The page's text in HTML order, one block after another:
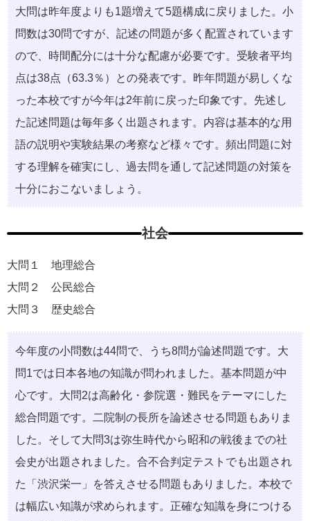
大問は昨年度よりも1題増えて5題構成に戻りました。小
問数は30問ですが、記述の問題が多く配置されています
ので、時間配分には十分な配慮が必要です。受験者平均
点は38点（63.3％）との発表です。昨年問題が易しくな
った本校ですが今年は2年前に戻った印象です。先述し
た記述問題は毎年多く出題されます。内容は基本的な用
語の説明や実験結果の考察など様々です。頻出問題に対
する理解を確実にし、過去問を通して記述問題の対策を
十分におこないましょう。
社会
大問１ 地理総合
大問２ 公民総合
大問３ 歴史総合
今年度の小問数は44問で、うち8問が論述問題です。大
問1では日本各地の知識が問われました。基本問題が中
心です。大問2は高齢化・参院選・難民をテーマにした
総合問題です。二院制の長所を論述させる問題もありま
した。そして大問3は弥生時代から昭和の戦後までの社
会史が出題されました。合不合判定テストでも出題され
た「渋沢栄一」を答えさせる問題もありました。本校で
は幅広い知識が求められます。正確な知識を身につける